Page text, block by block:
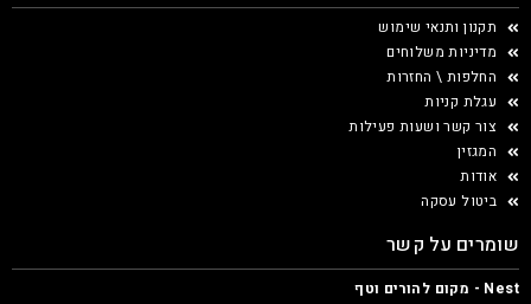
תקנון ותנאי שימוש
מדיניות משלוחים
החלפות \ החזרות
עגלת קניות
צור קשר ושעות פעילות
המגזין
אודות
ביטול עסקה
שומרים על קשר
Nest - מקום להורים וטף